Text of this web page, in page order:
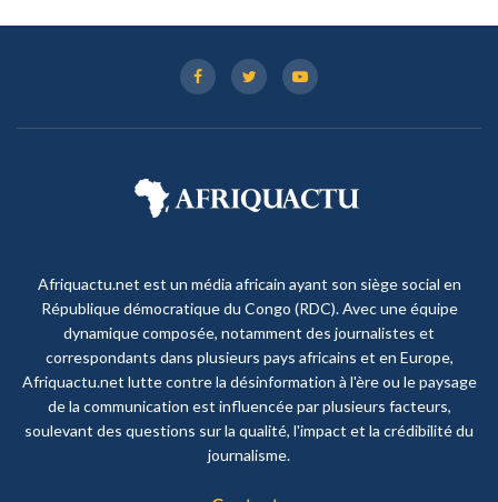
Afriquactu.net est un média africain ayant son siège social en
République démocratique du Congo (RDC). Avec une équipe
dynamique composée, notamment des journalistes et
correspondants dans plusieurs pays africains et en Europe,
Afriquactu.net lutte contre la désinformation à l'ère ou le paysage
de la communication est influencée par plusieurs facteurs,
soulevant des questions sur la qualité, l'impact et la crédibilité du
journalisme.